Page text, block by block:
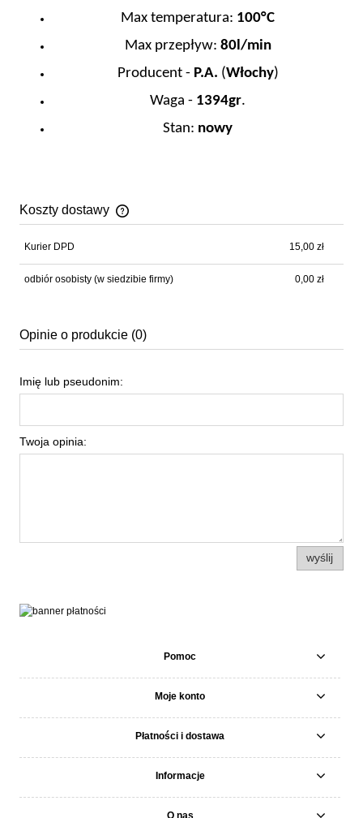
Max temperatura: 100°C
Max przepływ: 80l/min
Producent - P.A. (Włochy)
Waga - 1394gr.
Stan: nowy
Koszty dostawy
Cena nie zawiera ewentualnych kosztów płatności
Kurier DPD 15,00 zł
odbiór osobisty (w siedzibie firmy) 0,00 zł
Opinie o produkcie (0)
Imię lub pseudonim:
Twoja opinia:
wyślij
Pomoc
Moje konto
Płatności i dostawa
Informacje
O nas